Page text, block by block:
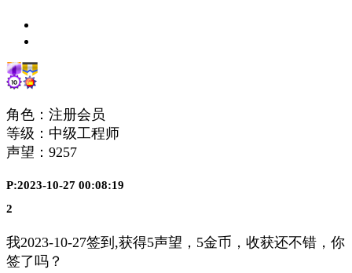
角色：注册会员
等级：中级工程师
声望： 9257
P:2023-10-27 00:08:19
2
我2023-10-27签到,获得5声望，5金币，收获还不错，你
签了吗？